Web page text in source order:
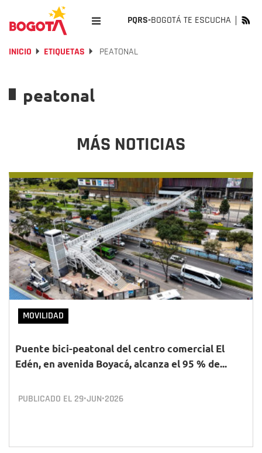
PQRS-BOGOTÁ TE ESCUCHA
INICIO ETIQUETAS PEATONAL
peatonal
MÁS NOTICIAS
MOVILIDAD
Puente bici-peatonal del centro comercial El
Edén, en avenida Boyacá, alcanza el 95 % de...
PUBLICADO EL 29•JUN•2026